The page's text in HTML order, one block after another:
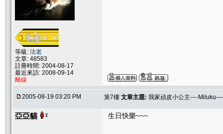
等級: 法老
文章: 48583
註冊時間: 2004-08-17
最近來訪: 2008-09-14
離線
2005-08-19 03:20 PM 第7樓 文章主題: 我家頑皮小公主----
亞亞貓 生日快樂~~~